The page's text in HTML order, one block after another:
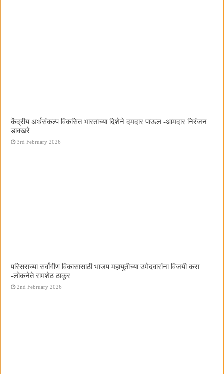
केंद्रीय अर्थसंकल्प विकसित भारताच्या दिशेने दमदार पाऊल -आमदार निरंजन
डावखरे
3rd February 2026
परिसराच्या सर्वांगीण विकासासाठी भाजप महायुतीच्या उमेदवारांना विजयी करा
-लोकनेते रामशेठ ठाकूर
2nd February 2026